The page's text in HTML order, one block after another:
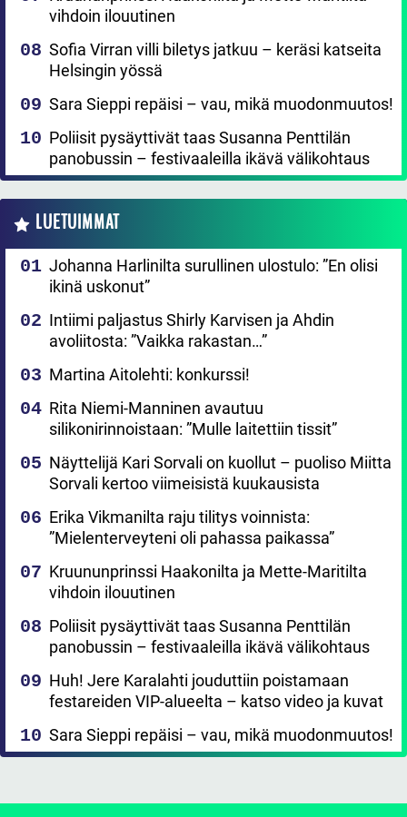
vihdoin ilouutinen
Sofia Virran villi biletys jatkuu – keräsi katseita
Helsingin yössä
Sara Sieppi repäisi – vau, mikä muodonmuutos!
Poliisit pysäyttivät taas Susanna Penttilän
panobussin – festivaaleilla ikävä välikohtaus
LUETUIMMAT
Johanna Harlinilta surullinen ulostulo: ”En olisi
ikinä uskonut”
Intiimi paljastus Shirly Karvisen ja Ahdin
avoliitosta: ”Vaikka rakastan…”
Martina Aitolehti: konkurssi!
Rita Niemi-Manninen avautuu
silikonirinnoistaan: ”Mulle laitettiin tissit”
Näyttelijä Kari Sorvali on kuollut – puoliso Miitta
Sorvali kertoo viimeisistä kuukausista
Erika Vikmanilta raju tilitys voinnista:
”Mielenterveyteni oli pahassa paikassa”
Kruununprinssi Haakonilta ja Mette-Maritilta
vihdoin ilouutinen
Poliisit pysäyttivät taas Susanna Penttilän
panobussin – festivaaleilla ikävä välikohtaus
Huh! Jere Karalahti jouduttiin poistamaan
festareiden VIP-alueelta – katso video ja kuvat
Sara Sieppi repäisi – vau, mikä muodonmuutos!